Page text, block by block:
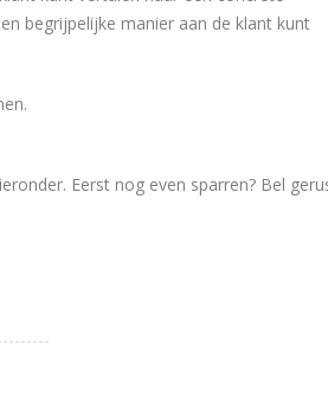
begrijpelijke manier aan de klant kunt
Eerst nog even sparren? Bel